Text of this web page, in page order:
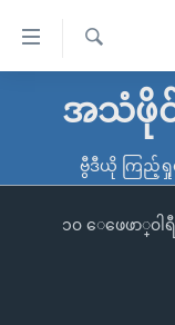
လွယ်ကူ
သည့်
မူလစာမျက်နှာ
ကမ္ဘာ့သတင်းများ
နိုင်ငံတကာ
ရ
အသံဖိုင်
ဗွီဒီယို ကြည့်ရှု
၁၀ ေဖေဖာ္၀ါရီ